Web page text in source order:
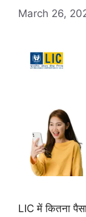
March 26,
LIC में कितना